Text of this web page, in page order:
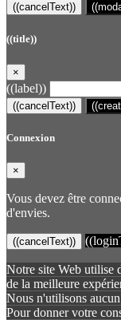
((cancelText))
((title))
×
((label))
((cancelText))
Connexion
×
Vous devez être
d'envies.
((cancelText))
Notre site Web utilise
de la meilleure
Nous n'utilisons
Pour donner votre